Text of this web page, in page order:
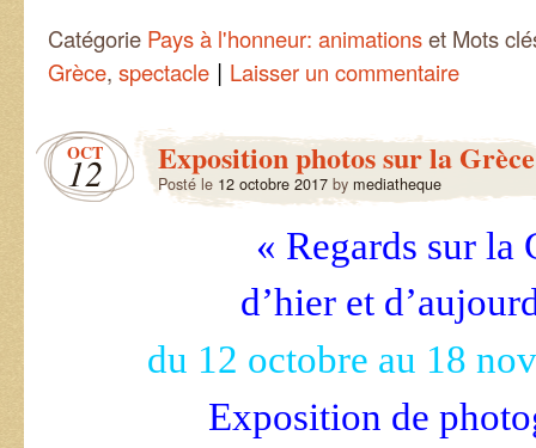
Catégorie Pays à l'honneur: animationset Mots
Grèce, spectacle | Laisser un commentaire
OCT
12 Exposition photos sur la Grèce
Posté le 12 octobre 2017 by mediatheque
« Regards sur la
d’hier et
du 12 octobre au 18
Exposition de